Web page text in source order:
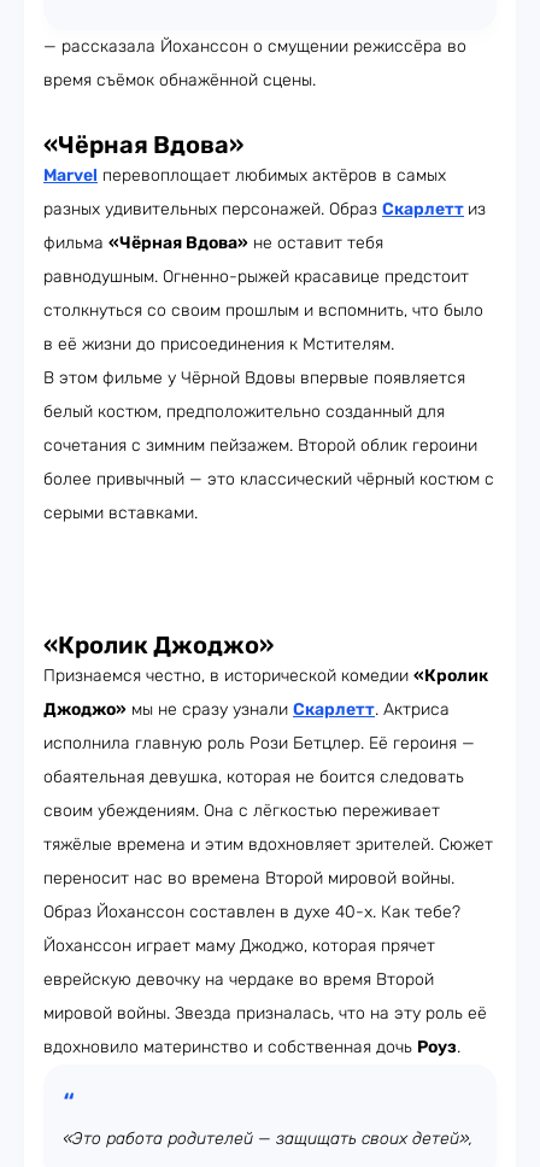
— рассказала Йоханссон о смущении режиссёра во
время съёмок обнажённой сцены.
«Чёрная Вдова»
Marvel перевоплощает любимых актёров в самых
разных удивительных персонажей. Образ Скарлетт из
фильма «Чёрная Вдова» не оставит тебя
равнодушным. Огненно-рыжей красавице предстоит
столкнуться со своим прошлым и вспомнить, что было
в её жизни до присоединения к Мстителям.
В этом фильме у Чёрной Вдовы впервые появляется
белый костюм, предположительно созданный для
сочетания с зимним пейзажем. Второй облик героини
более привычный — это классический чёрный костюм с
серыми вставками.
«Кролик Джоджо»
Признаемся честно, в исторической комедии «Кролик
Джоджо» мы не сразу узнали Скарлетт. Актриса
исполнила главную роль Рози Бетцлер. Её героиня —
обаятельная девушка, которая не боится следовать
своим убеждениям. Она с лёгкостью переживает
тяжёлые времена и этим вдохновляет зрителей. Сюжет
переносит нас во времена Второй мировой войны.
Образ Йоханссон составлен в духе 40-х. Как тебе?
Йоханссон играет маму Джоджо, которая прячет
еврейскую девочку на чердаке во время Второй
мировой войны. Звезда призналась, что на эту роль её
вдохновило материнство и собственная дочь Роуз.
«Это работа родителей — защищать своих детей»,